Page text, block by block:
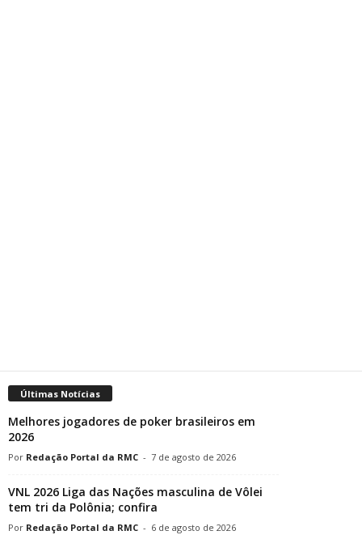
Últimas Notícias
Melhores jogadores de poker brasileiros em
2026
Redação Portal da RMC - 7 de agosto de 2026
VNL 2026 Liga das Nações masculina de Vôlei
tem tri da Polônia; confira
Redação Portal da RMC - 6 de agosto de 2026